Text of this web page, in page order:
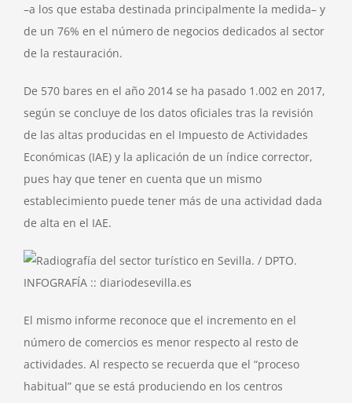
–a los que estaba destinada principalmente la medida– y
de un 76% en el número de negocios dedicados al sector
de la restauración.
De 570 bares en el año 2014 se ha pasado 1.002 en 2017,
según se concluye de los datos oficiales tras la revisión
de las altas producidas en el Impuesto de Actividades
Económicas (IAE) y la aplicación de un índice corrector,
pues hay que tener en cuenta que un mismo
establecimiento puede tener más de una actividad dada
de alta en el IAE.
El mismo informe reconoce que el incremento en el
número de comercios es menor respecto al resto de
actividades. Al respecto se recuerda que el “proceso
habitual” que se está produciendo en los centros